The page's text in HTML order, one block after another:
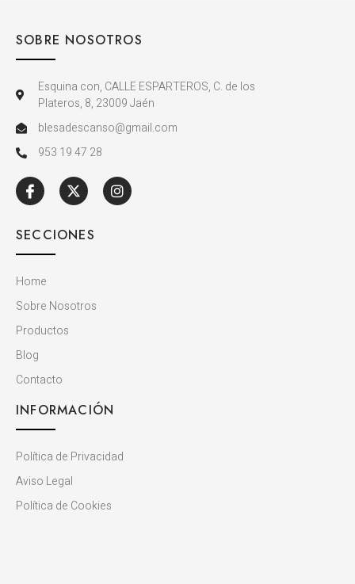
SOBRE NOSOTROS
Esquina con, CALLE ESPARTEROS, C. de los
Plateros, 8, 23009 Jaén
blesadescanso@gmail.com
953 19 47 28
SECCIONES
Home
Sobre Nosotros
Productos
Blog
Contacto
INFORMACIÓN
Política de Privacidad
Aviso Legal
Política de Cookies